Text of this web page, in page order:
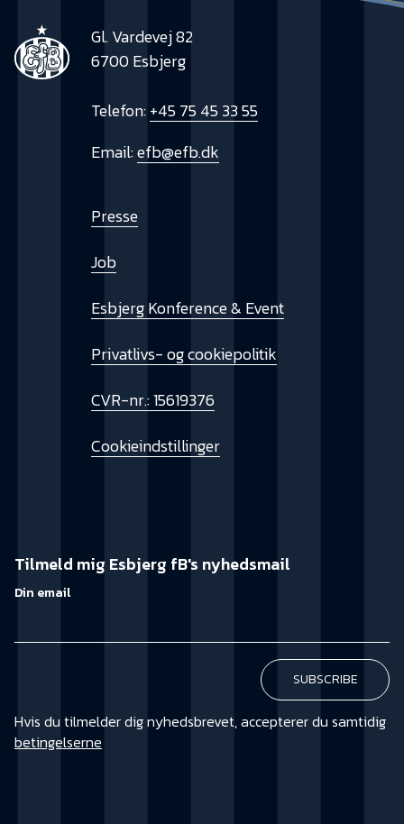
Gl. Vardevej 82
6700 Esbjerg
Telefon:+45 75 45 33 55
Email:efb@efb.dk
Presse
Job
Esbjerg Konference & Event
Privatlivs- og cookiepolitik
CVR-nr.: 15619376
Cookieindstillinger
Tilmeld mig Esbjerg fB's nyhedsmail
Din email
Hvis du tilmelder dig nyhedsbrevet, accepterer du samtidig
betingelserne